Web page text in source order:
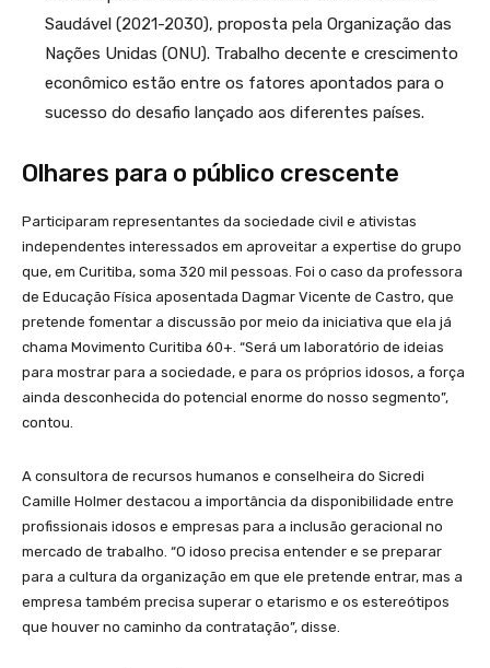
Saudável (2021-2030), proposta pela Organização das
Nações Unidas (ONU). Trabalho decente e crescimento
econômico estão entre os fatores apontados para o
sucesso do desafio lançado aos diferentes países.
Olhares para o público crescente
Participaram representantes da sociedade civil e ativistas
independentes interessados em aproveitar a expertise do grupo
que, em Curitiba, soma 320 mil pessoas. Foi o caso da professora
de Educação Física aposentada Dagmar Vicente de Castro, que
pretende fomentar a discussão por meio da iniciativa que ela já
chama Movimento Curitiba 60+. “Será um laboratório de ideias
para mostrar para a sociedade, e para os próprios idosos, a força
ainda desconhecida do potencial enorme do nosso segmento”,
contou.
A consultora de recursos humanos e conselheira do Sicredi
Camille Holmer destacou a importância da disponibilidade entre
profissionais idosos e empresas para a inclusão geracional no
mercado de trabalho. “O idoso precisa entender e se preparar
para a cultura da organização em que ele pretende entrar, mas a
empresa também precisa superar o etarismo e os estereótipos
que houver no caminho da contratação”, disse.